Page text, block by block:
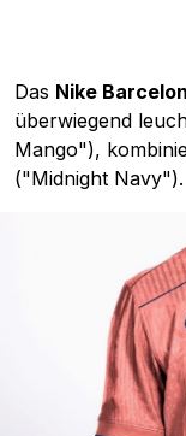
Das Nike
überwiegend
Mango"),
("Midnight Navy").